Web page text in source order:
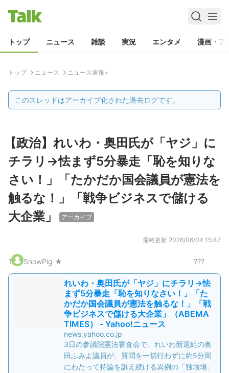
トップ ニュース 雑談 実況 エンタメ 漫画・ア
トップ ニュース ニュース速報+
このスレッドはアーカイブ化された過去ログです。
【政治】れいわ・奥田氏が「ヤジ」に
チラリ→怯まず5分暴走「恥を知りな
さい！」「たかだか国会議員が憲法を
触るな！」「戦争ビジネスで儲ける
大企業」
アーカイブ
最終更新 2026/06/04 15:47
1. SnowPig ★ ???
れいわ・奥田氏が「ヤジ」にチラリ→怯
まず5分暴走「恥を知りなさい！」「た
かだか国会議員が憲法を触るな！」「戦
争ビジネスで儲ける大企業」（ABEMA
TIMES） - Yahoo!ニュース
news.yahoo.co.jp
3日の参議院憲法審査会で、れいわ新選組の奥
田ふみよ議員が、質問を一切行わずに約5分間
にわたって持論を訴え続ける異例の「独壇場」